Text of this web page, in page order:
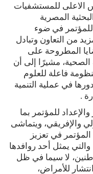
الاعلى للمستشفيات
المصرية
للمؤتمر في ضوء
من التعاون وتبادل
المطروحة على
الصحية، مشيرًا إلى أن
فاعلة للعلوم
في عملية التنمية
.
والإعداد للمؤتمر بما
والإفريقي، ويتماشى
أهمية المؤتمر في تعزيز
والتي يمثل أحد روافدها
لا سيما في ظل
للأمراض،